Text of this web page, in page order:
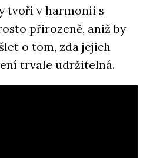
tvoří v harmonii s
přirozeně, aniž by
o tom, zda jejich
trvale udržitelná.